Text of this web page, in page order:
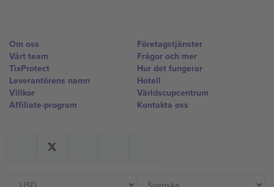
Om oss
Vårt team
TixProtect
Leverantörens namn
Villkor
Affiliate-program
Företagstjänster
Frågor och mer
Hur det fungerar
Hotell
Världscupcentrum
Kontakta oss